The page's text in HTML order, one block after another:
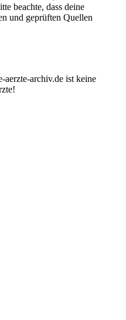
beachte, dass deine
und geprüften Quellen
archiv.de ist keine